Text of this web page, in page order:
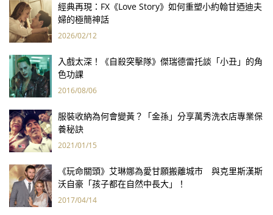
經典再現：FX《Love Story》如何重塑小約翰甘迺迪夫
婦的極簡神話
2026/02/12
入戲太深！《自殺突擊隊》傑瑞德雷托談「小丑」的角
色功課
2016/08/06
服裝收納為何會變黃？「金孫」分享萬秀洗衣店專業保
養秘訣
2021/01/15
《玩命關頭》艾琳娜為愛甘願搬離城市 與克里斯漢斯
沃自豪「孩子都在自然中長大」！
2017/04/14